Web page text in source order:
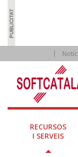
RECURSOS
I SERVEIS